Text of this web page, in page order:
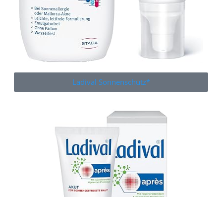
Ladival Sonnenschutz*